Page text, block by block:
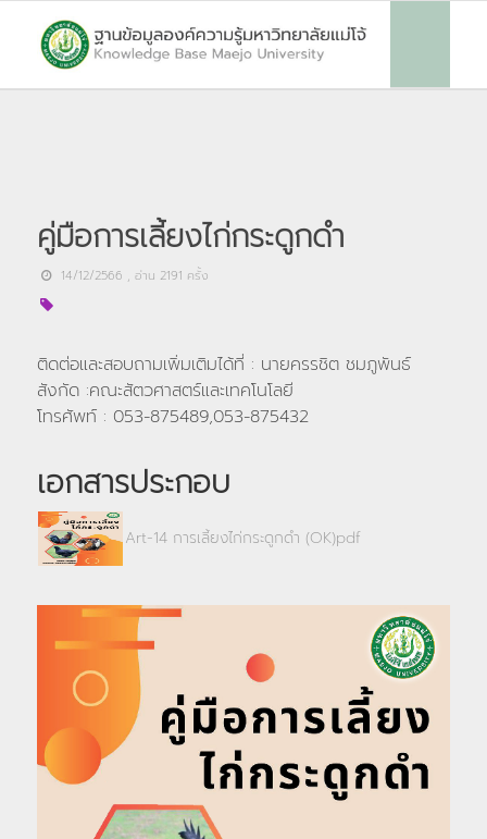
คู่มือการเลี้ยงไก่กระดูกดำ
14/12/2566 , อ่าน 2191 ครั้ง
ติดต่อและสอบถามเพิ่มเติมได้ที่ : นายครรชิต ชมภูพันธ์
สังกัด :คณะสัตวศาสตร์และเทคโนโลยี
โทรศัพท์ : 053-875489,053-875432
เอกสารประกอบ
Art-14 การเลี้ยงไก่กระดูกดำ (OK)pdf